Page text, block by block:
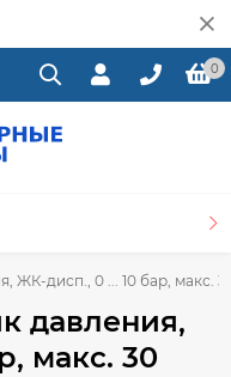
0
ЖК-дисп., 0 ... 10 бар, макс.
давления,
макс. 30